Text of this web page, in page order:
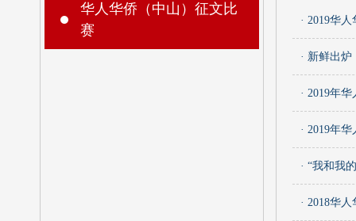
华人华侨（中山）征文比
赛
· 2019华
· 新鲜出
· 2019年
· 2019年
· “我和我
· 2018华